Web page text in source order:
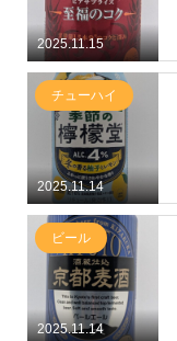
2025.11.15
2025.11.14
チューハイ
2025.11.14
ビール